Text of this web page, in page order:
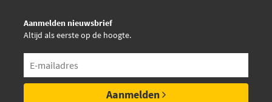
Aanmelden nieuwsbrief
Altijd als eerste op de hoogte.
Aanmelden